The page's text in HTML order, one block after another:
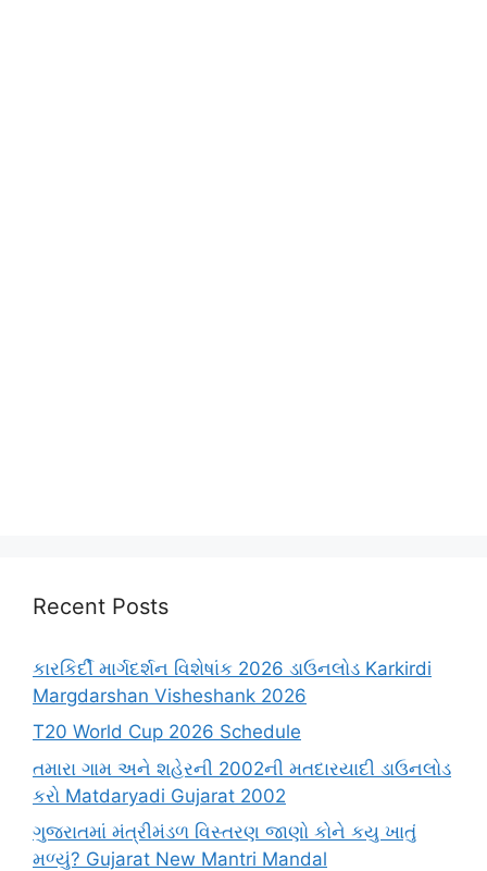
Recent Posts
કારકિર્દી માર્ગદર્શન વિશેષાંક 2026 ડાઉનલોડ Karkirdi
Margdarshan Visheshank 2026
T20 World Cup 2026 Schedule
તમારા ગામ અને શહેરની 2002ની મતદારયાદી ડાઉનલોડ
કરો Matdaryadi Gujarat 2002
ગુજરાતમાં મંત્રીમંડળ વિસ્તરણ જાણો કોને કયુ ખાતું
મળ્યું? Gujarat New Mantri Mandal